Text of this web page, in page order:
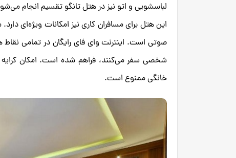
لباسشویی و اتو نیز در هتل تانگو تقسیم انجام
این هتل برای مسافران کاری نیز امکانات ویژه‌ای
صوتی است. اینترنت وای فای رایگان در تمامی نقاط
شخصی سفر می‌کنند، فراهم شده است. امکان کرایه
خانگی ممنوع است.